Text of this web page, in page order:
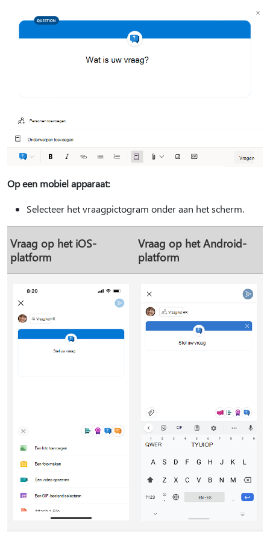
Op een mobiel apparaat:
Selecteer het vraagpictogram onder aan het scherm.
Vraag op het iOS-
platform
Vraag op het Android-
platform